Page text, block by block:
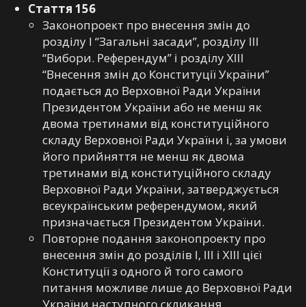
Стаття 156
Законопроект про внесення змін до
розділу I “Загальні засади”, розділу III
“Вибори. Референдум” і розділу XIII
“Внесення змін до Конституції України”
подається до Верховної Ради України
Президентом України або не менш як
двома третинами від конституційного
складу Верховної Ради України і, за умови
його прийняття не менш як двома
третинами від конституційного складу
Верховної Ради України, затверджується
всеукраїнським референдумом, який
призначається Президентом України.
Повторне подання законопроекту про
внесення змін до розділів I, III і XIII цієї
Конституції з одного й того самого
питання можливе лише до Верховної Ради